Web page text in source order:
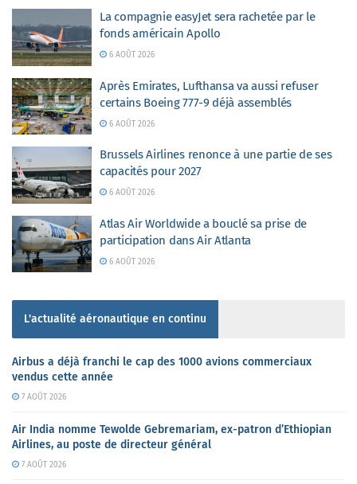
La compagnie easyJet sera rachetée par le
fonds américain Apollo
6 AOÛT 2026
Après Emirates, Lufthansa va aussi refuser
certains Boeing 777-9 déjà assemblés
6 AOÛT 2026
Brussels Airlines renonce à une partie de ses
capacités pour 2027
6 AOÛT 2026
Atlas Air Worldwide a bouclé sa prise de
participation dans Air Atlanta
6 AOÛT 2026
L'actualité aéronautique en continu
Airbus a déjà franchi le cap des 1000 avions commerciaux
vendus cette année
7 AOÛT 2026
Air India nomme Tewolde Gebremariam, ex-patron d’Ethiopian
Airlines, au poste de directeur général
7 AOÛT 2026